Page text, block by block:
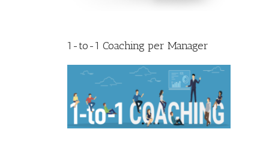
1-to-1 Coaching per Manager